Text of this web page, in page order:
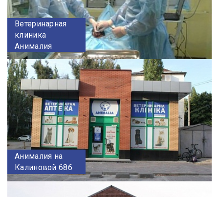
Ветеринарная
клиника
Анималия
Анималия на
Калиновой 68б